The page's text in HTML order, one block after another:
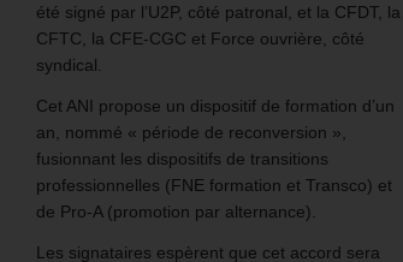
été signé par l’U2P, côté patronal, et la CFDT, la
CFTC, la CFE-CGC et Force ouvrière, côté
syndical.
Cet ANI propose un dispositif de formation d’un
an, nommé « période de reconversion »,
fusionnant les dispositifs de transitions
professionnelles (FNE formation et Transco) et
de Pro-A (promotion par alternance).
Les signataires espèrent que cet accord sera